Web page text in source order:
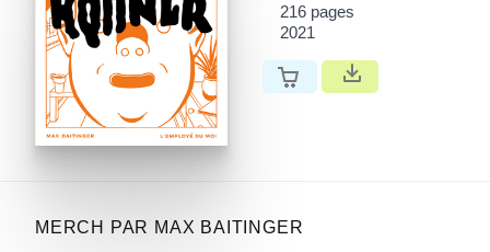
216 pages
2021
MERCH PAR MAX BAITINGER